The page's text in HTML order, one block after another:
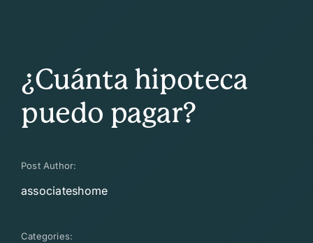
¿Cuánta hipoteca
puedo pagar?
Post Author:
associateshome
Categories: